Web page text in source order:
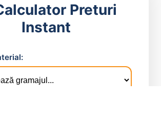
Preturi
Instant